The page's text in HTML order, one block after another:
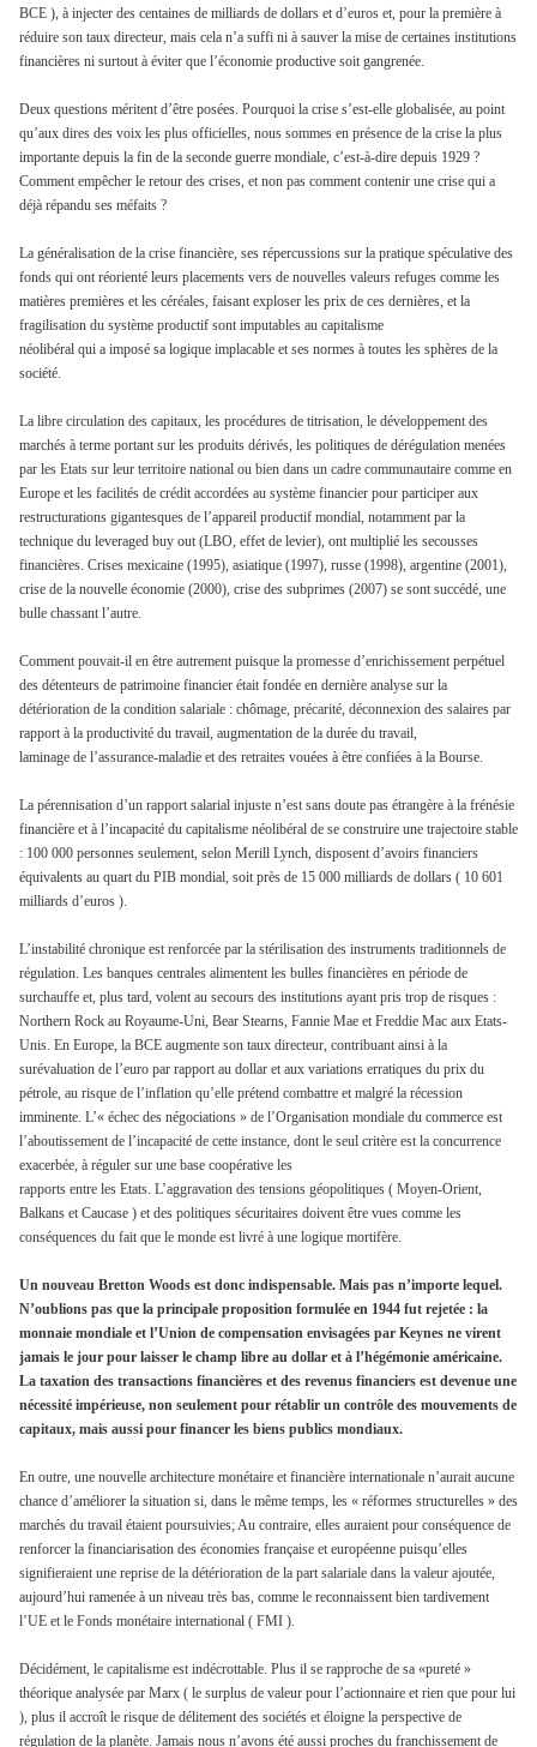
BCE ), à injecter des centaines de milliards de dollars et d’euros et, pour la première à
réduire son taux directeur, mais cela n’a suffi ni à sauver la mise de certaines institutions
financières ni surtout à éviter que l’économie productive soit gangrenée.
Deux questions méritent d’être posées. Pourquoi la crise s’est-elle globalisée, au point
qu’aux dires des voix les plus officielles, nous sommes en présence de la crise la plus
importante depuis la fin de la seconde guerre mondiale, c’est-à-dire depuis 1929 ?
Comment empêcher le retour des crises, et non pas comment contenir une crise qui a
déjà répandu ses méfaits ?
La généralisation de la crise financière, ses répercussions sur la pratique spéculative des
fonds qui ont réorienté leurs placements vers de nouvelles valeurs refuges comme les
matières premières et les céréales, faisant exploser les prix de ces dernières, et la
fragilisation du système productif sont imputables au capitalisme
néolibéral qui a imposé sa logique implacable et ses normes à toutes les sphères de la
société.
La libre circulation des capitaux, les procédures de titrisation, le développement des
marchés à terme portant sur les produits dérivés, les politiques de dérégulation menées
par les Etats sur leur territoire national ou bien dans un cadre communautaire comme en
Europe et les facilités de crédit accordées au système financier pour participer aux
restructurations gigantesques de l’appareil productif mondial, notamment par la
technique du leveraged buy out (LBO, effet de levier), ont multiplié les secousses
financières. Crises mexicaine (1995), asiatique (1997), russe (1998), argentine (2001),
crise de la nouvelle économie (2000), crise des subprimes (2007) se sont succédé, une
bulle chassant l’autre.
Comment pouvait-il en être autrement puisque la promesse d’enrichissement perpétuel
des détenteurs de patrimoine financier était fondée en dernière analyse sur la
détérioration de la condition salariale : chômage, précarité, déconnexion des salaires par
rapport à la productivité du travail, augmentation de la durée du travail,
laminage de l’assurance-maladie et des retraites vouées à être confiées à la Bourse.
La pérennisation d’un rapport salarial injuste n’est sans doute pas étrangère à la frénésie
financière et à l’incapacité du capitalisme néolibéral de se construire une trajectoire stable
: 100 000 personnes seulement, selon Merill Lynch, disposent d’avoirs financiers
équivalents au quart du PIB mondial, soit près de 15 000 milliards de dollars ( 10 601
milliards d’euros ).
L’instabilité chronique est renforcée par la stérilisation des instruments traditionnels de
régulation. Les banques centrales alimentent les bulles financières en période de
surchauffe et, plus tard, volent au secours des institutions ayant pris trop de risques :
Northern Rock au Royaume-Uni, Bear Stearns, Fannie Mae et Freddie Mac aux Etats-
Unis. En Europe, la BCE augmente son taux directeur, contribuant ainsi à la
surévaluation de l’euro par rapport au dollar et aux variations erratiques du prix du
pétrole, au risque de l’inflation qu’elle prétend combattre et malgré la récession
imminente. L’« échec des négociations » de l’Organisation mondiale du commerce est
l’aboutissement de l’incapacité de cette instance, dont le seul critère est la concurrence
exacerbée, à réguler sur une base coopérative les
rapports entre les Etats. L’aggravation des tensions géopolitiques ( Moyen-Orient,
Balkans et Caucase ) et des politiques sécuritaires doivent être vues comme les
conséquences du fait que le monde est livré à une logique mortifère.
Un nouveau Bretton Woods est donc indispensable. Mais pas n’importe lequel.
N’oublions pas que la principale proposition formulée en 1944 fut rejetée : la
monnaie mondiale et l’Union de compensation envisagées par Keynes ne virent
jamais le jour pour laisser le champ libre au dollar et à l’hégémonie américaine.
La taxation des transactions financières et des revenus financiers est devenue une
nécessité impérieuse, non seulement pour rétablir un contrôle des mouvements de
capitaux, mais aussi pour financer les biens publics mondiaux.
En outre, une nouvelle architecture monétaire et financière internationale n’aurait aucune
chance d’améliorer la situation si, dans le même temps, les « réformes structurelles » des
marchés du travail étaient poursuivies; Au contraire, elles auraient pour conséquence de
renforcer la financiarisation des économies française et européenne puisqu’elles
signifieraient une reprise de la détérioration de la part salariale dans la valeur ajoutée,
aujourd’hui ramenée à un niveau très bas, comme le reconnaissent bien tardivement
l’UE et le Fonds monétaire international ( FMI ).
Décidément, le capitalisme est indécrottable. Plus il se rapproche de sa «pureté »
théorique analysée par Marx ( le surplus de valeur pour l’actionnaire et rien que pour lui
), plus il accroît le risque de délitement des sociétés et éloigne la perspective de
régulation de la planète. Jamais nous n’avons été aussi proches du franchissement de